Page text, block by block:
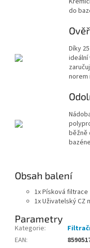
do
Díky
ideální
norem
běžně
Obsah balení
1x Písková filtrace
1x Uživatelský CZ
Parametry
Kategorie:
EAN: